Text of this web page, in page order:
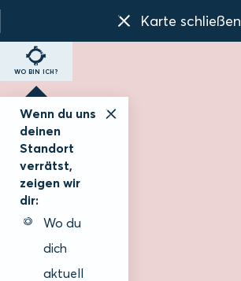
Karte schließen
WO BIN ICH?
Wenn du uns
deinen
Standort
verrätst,
zeigen wir
dir:
Wo du
dich
aktuell